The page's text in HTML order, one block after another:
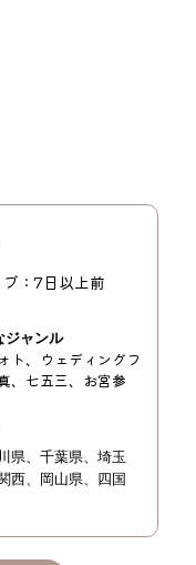
：7日以上前
ジャンル
ト、ウェディングフ
、七五三、お宮参
県 千葉県
埼玉
西 岡山県 四国